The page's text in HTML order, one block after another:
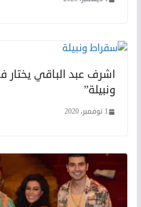
اشرف عبد الباقي يختار
ونبيلة”
1 نوفمبر، 2020